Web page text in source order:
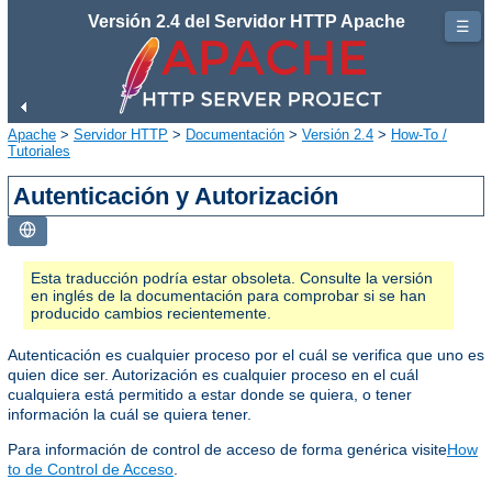
Versión 2.4 del Servidor HTTP Apache
Apache > Servidor HTTP > Documentación > Versión 2.4 > How-To /
Tutoriales
Autenticación y Autorización
Esta traducción podría estar obsoleta. Consulte la versión
en inglés de la documentación para comprobar si se han
producido cambios recientemente.
Autenticación es cualquier proceso por el cuál se verifica que uno es
quien dice ser. Autorización es cualquier proceso en el cuál
cualquiera está permitido a estar donde se quiera, o tener
información la cuál se quiera tener.
Para información de control de acceso de forma genérica visiteHow
to de Control de Acceso
☰